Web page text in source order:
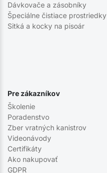
Dávkovače a zásobníky
Špeciálne čistiace prostriedky
Sitká a kocky na pisoár
Pre zákazníkov
Školenie
Poradenstvo
Zber vratných kanistrov
Videonávody
Certifikáty
Ako nakupovať
GDPR